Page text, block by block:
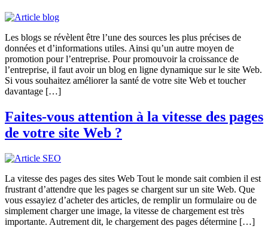
Les blogs se révèlent être l’une des sources les plus précises de
données et d’informations utiles. Ainsi qu’un autre moyen de
promotion pour l’entreprise. Pour promouvoir la croissance de
l’entreprise, il faut avoir un blog en ligne dynamique sur le site Web.
Si vous souhaitez améliorer la santé de votre site Web et toucher
davantage […]
Faites-vous attention à la vitesse des pages
de votre site Web ?
La vitesse des pages des sites Web Tout le monde sait combien il est
frustrant d’attendre que les pages se chargent sur un site Web. Que
vous essayiez d’acheter des articles, de remplir un formulaire ou de
simplement charger une image, la vitesse de chargement est très
importante. Autrement dit, le chargement des pages détermine […]